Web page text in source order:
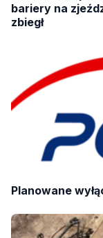
bariery na
zbiegł
Planowane